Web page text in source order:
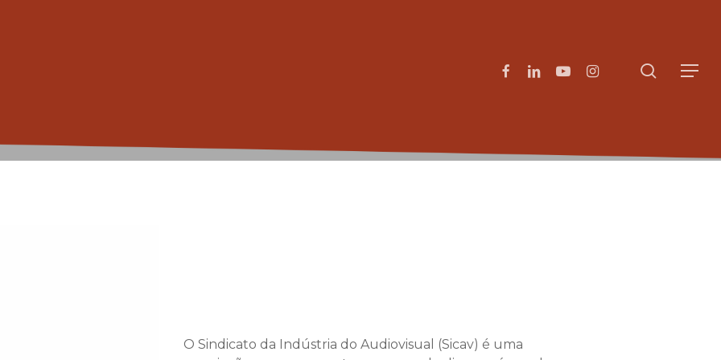
Menu
facebooklinkedinyoutubeinstagram search
O Sindicato da Indústria do Audiovisual (Sicav) é uma